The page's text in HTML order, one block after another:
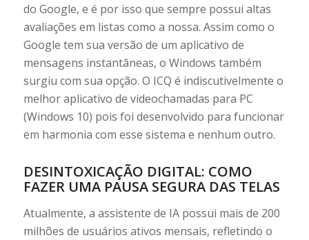
do Google, e é por isso que sempre possui altas
avaliações em listas como a nossa. Assim como o
Google tem sua versão de um aplicativo de
mensagens instantâneas, o Windows também
surgiu com sua opção. O ICQ é indiscutivelmente o
melhor aplicativo de videochamadas para PC
(Windows 10) pois foi desenvolvido para funcionar
em harmonia com esse sistema e nenhum outro.
DESINTOXICAÇÃO DIGITAL: COMO
FAZER UMA PAUSA SEGURA DAS TELAS
Atualmente, a assistente de IA possui mais de 200
milhões de usuários ativos mensais, refletindo o